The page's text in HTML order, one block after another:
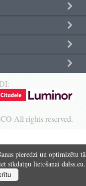
pieredzi un optimizētu
sīkdatņu lietošanai dalss.eu.
All rights reserved.